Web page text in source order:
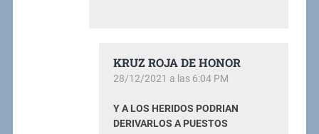
KRUZ ROJA DE HONOR
28/12/2021 a las 6:04 PM
Y A LOS HERIDOS PODRIAN
DERIVARLOS A PUESTOS